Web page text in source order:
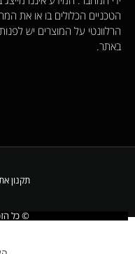
הטכניים הכלולים בו או את
הרלוונטי על המוצרים יש
באתר.
תקנון
© כל